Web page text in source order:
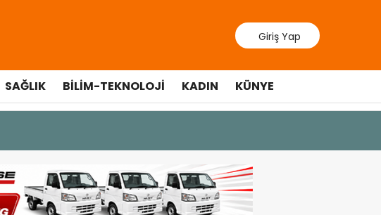
Giriş Yap
SAĞLIK BILIM-TEKNOLOJI KADIN KÜNYE